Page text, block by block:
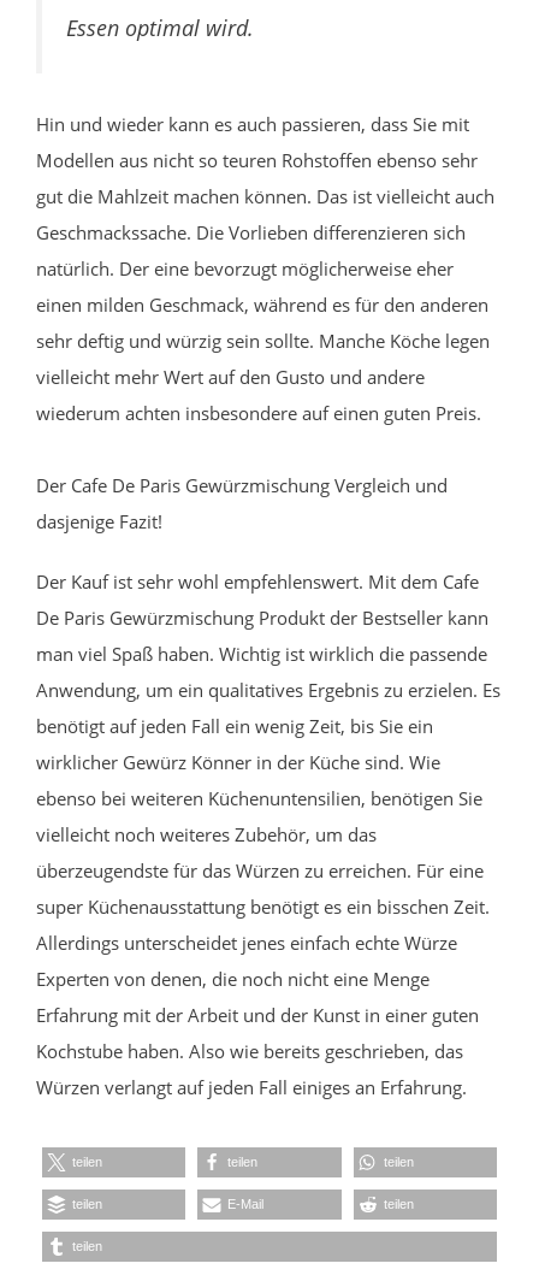
Essen optimal wird.
Hin und wieder kann es auch passieren, dass Sie mit
Modellen aus nicht so teuren Rohstoffen ebenso sehr
gut die Mahlzeit machen können. Das ist vielleicht auch
Geschmackssache. Die Vorlieben differenzieren sich
natürlich. Der eine bevorzugt möglicherweise eher
einen milden Geschmack, während es für den anderen
sehr deftig und würzig sein sollte. Manche Köche legen
vielleicht mehr Wert auf den Gusto und andere
wiederum achten insbesondere auf einen guten Preis.
Der Cafe De Paris Gewürzmischung Vergleich und
dasjenige Fazit!
Der Kauf ist sehr wohl empfehlenswert. Mit dem Cafe
De Paris Gewürzmischung Produkt der Bestseller kann
man viel Spaß haben. Wichtig ist wirklich die passende
Anwendung, um ein qualitatives Ergebnis zu erzielen. Es
benötigt auf jeden Fall ein wenig Zeit, bis Sie ein
wirklicher Gewürz Könner in der Küche sind. Wie
ebenso bei weiteren Küchenuntensilien, benötigen Sie
vielleicht noch weiteres Zubehör, um das
überzeugendste für das Würzen zu erreichen. Für eine
super Küchenausstattung benötigt es ein bisschen Zeit.
Allerdings unterscheidet jenes einfach echte Würze
Experten von denen, die noch nicht eine Menge
Erfahrung mit der Arbeit und der Kunst in einer guten
Kochstube haben. Also wie bereits geschrieben, das
Würzen verlangt auf jeden Fall einiges an Erfahrung.
teilen teilen teilen
teilen E-Mail teilen
teilen